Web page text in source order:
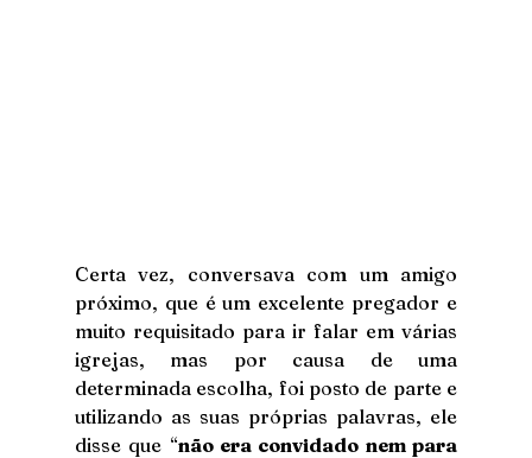
Certa vez, conversava com um amigo
próximo, que é um excelente pregador e
muito requisitado para ir falar em várias
igrejas, mas por causa de uma
determinada escolha, foi posto de parte e
utilizando as suas próprias palavras, ele
disse que “não era convidado nem para